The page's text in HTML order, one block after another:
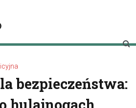
o Pszczynie
bezpieczeństwa: